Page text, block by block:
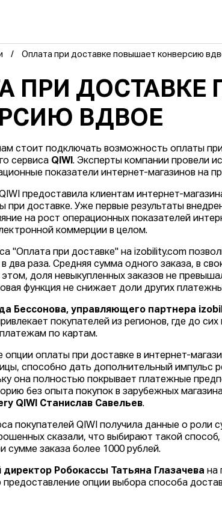
Оплата при доставке повышает конверсию
ПРИ
ВДВОЕ
стоит подключать возможность оплаты
сервиса QIWI. Эксперты компании провели
показатели интернет-магазинов на
предоставила клиентам интернет-
при доставке. Уже первые результаты
на рост операционных показателей
коммерции в целом.
"Оплата при доставке" на izobility.com
два раза. Средняя сумма одного заказа, в
доля невыкупленных заказов не
функция не снижает доли других
Бессонова, управляющего партнера
покупателей из регионов, где до
по картам.
опции оплаты при доставке в интернет-
способно дать дополнительный импульс
она полностью покрывает платежные
без опыта покупок в зарубежных
QIWI Станислав Савельев.
покупателей QIWI получила данные о роли
сказали, что выбирают такой
сумме заказа более 1000 рублей.
Робокассы Татьяна Глазачева на
предоставление опции выбора способа